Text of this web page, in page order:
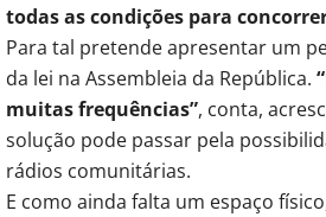
todas as condições para
Para tal pretende apresentar um
da lei na Assembleia da República.
muitas frequências”, conta,
solução pode passar pela
rádios comunitárias.
E como ainda falta um espaço